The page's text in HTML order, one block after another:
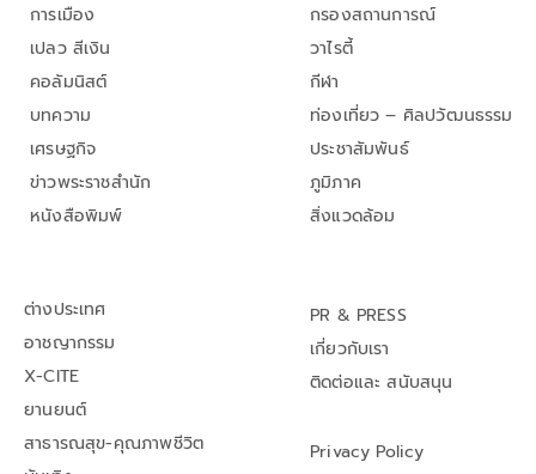
การเมือง
เปลว สีเงิน
คอลัมนิสต์
บทความ
เศรษฐกิจ
ข่าวพระราชสำนัก
หนังสือพิมพ์
กรองสถานการณ์
วาไรตี้
กีฬา
ท่องเที่ยว – ศิลปวัฒนธรรม
ประชาสัมพันธ์
ภูมิภาค
สิ่งแวดล้อม
ต่างประเทศ
อาชญากรรม
X-CITE
ยานยนต์
สาธารณสุข-คุณภาพชีวิต
PR & PRESS
เกี่ยวกับเรา
ติดต่อและ สนับสนุน
Privacy Policy